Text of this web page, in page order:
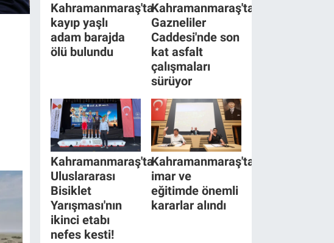
Kahramanmaraş'ta
kayıp yaşlı
adam barajda
ölü bulundu
Kahramanmaraş'ta
Gazneliler
Caddesi'nde son
kat asfalt
çalışmaları
sürüyor
Kahramanmaraş'ta
Uluslararası
Bisiklet
Yarışması'nın
ikinci etabı
nefes kesti!
Kahramanmaraş'ta
imar ve
eğitimde önemli
kararlar alındı